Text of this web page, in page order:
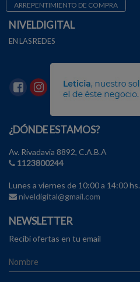
ARREPENTIMIENTO DE COMPRA
NIVELDIGITAL
EN LAS REDES
¿DÓNDE ESTAMOS?
Av. Rivadavia 8892, C.A.B.A
1123800244
Lunes a viernes de 10:00 a 14:00 hs.
niveldigital@gmail.com
NEWSLETTER
Recibí ofertas en tu email